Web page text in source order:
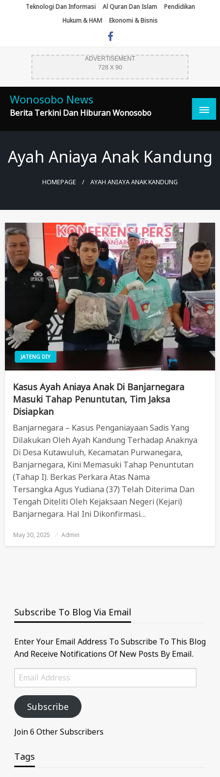
Teknologi Dan Informasi Al Quran Dan Islam
Pendidikan
Hukum & HAM
Ekonomi & Bisnis
ADVERTISEMENT
728 X 90
Wonosobo News
Berita Terkini Dan Hiburan Wonosobo
Ayah Aniaya Anak Kandung
HOMEPAGE AYAH ANIAYA ANAK KANDUNG
JATENG DIY
Kasus Ayah Aniaya Anak Di Banjarnegara
Masuki Tahap Penuntutan, Tim Jaksa
Disiapkan
Banjarnegara – Kasus Penganiayaan Sadis Yang
Dilakukan Oleh Ayah Kandung Terhadap Anaknya
Di Desa Kutawuluh, Kecamatan Purwanegara,
Banjarnegara, Kini Memasuki Tahap Penuntutan
(Tahap I). Berkas Perkara Atas Nama
Tersangka Agus Yudiana (37) Telah Diterima Dan
Tengah Diteliti Oleh Kejaksaan Negeri (Kejari)
Banjarnegara. Hal Ini Dikonfirmasi…
Posted
On
May 30, 2025 Admin
Subscribe To Blog Via Email
Enter Your Email Address To Subscribe To This Blog
And Receive Notifications Of New Posts By Email.
Email
Address
Subscribe
Join 6 Other Subscribers
Tags